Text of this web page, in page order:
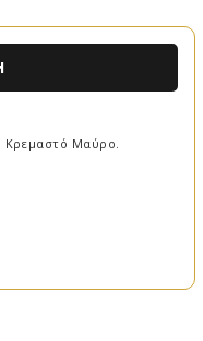
Κρεμαστό Μαύρο.